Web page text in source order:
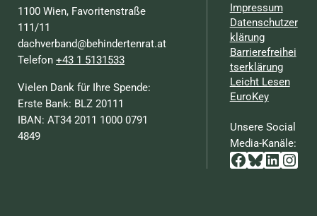
1100 Wien, Favoritenstraße
111/11
dachverband@behindertenrat.at
Telefon+43 1 5131533
Vielen Dank für Ihre Spende:
Erste Bank: BLZ 20111
IBAN: AT34 2011 1000 0791
4849
Impressum
Datenschutzer
klärung
Barrierefreihei
tserklärung
Leicht Lesen
EuroKey
Unsere Social
Media-Kanäle:
Facebook
Bluesky